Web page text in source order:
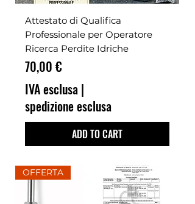
Attestato di Qualifica
Professionale per Operatore
Ricerca Perdite Idriche
Prezzo
70,00 €
IVA esclusa |
spedizione esclusa
ADD TO CART
OFFERTA